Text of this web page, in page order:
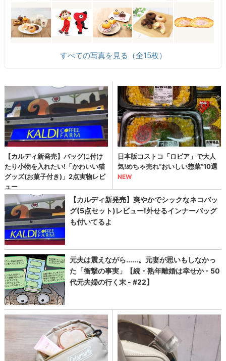
すべての写真を見る（全15枚）